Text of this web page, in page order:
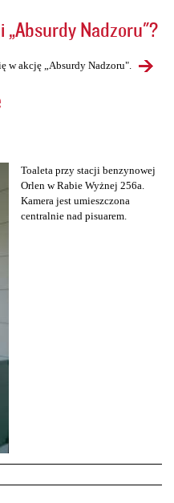
Nadzoru"?
w akcję „Absurdy Nadzoru".
Toaleta przy stacji benzynowej
Orlen w Rabie Wyżnej 256a.
Kamera jest umieszczona
centralnie nad pisuarem.